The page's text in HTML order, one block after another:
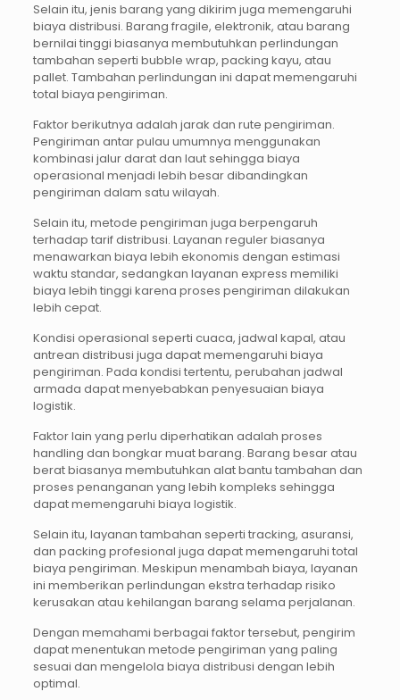
Selain itu, jenis barang yang dikirim juga memengaruhi
biaya distribusi. Barang fragile, elektronik, atau barang
bernilai tinggi biasanya membutuhkan perlindungan
tambahan seperti bubble wrap, packing kayu, atau
pallet. Tambahan perlindungan ini dapat memengaruhi
total biaya pengiriman.
Faktor berikutnya adalah jarak dan rute pengiriman.
Pengiriman antar pulau umumnya menggunakan
kombinasi jalur darat dan laut sehingga biaya
operasional menjadi lebih besar dibandingkan
pengiriman dalam satu wilayah.
Selain itu, metode pengiriman juga berpengaruh
terhadap tarif distribusi. Layanan reguler biasanya
menawarkan biaya lebih ekonomis dengan estimasi
waktu standar, sedangkan layanan express memiliki
biaya lebih tinggi karena proses pengiriman dilakukan
lebih cepat.
Kondisi operasional seperti cuaca, jadwal kapal, atau
antrean distribusi juga dapat memengaruhi biaya
pengiriman. Pada kondisi tertentu, perubahan jadwal
armada dapat menyebabkan penyesuaian biaya
logistik.
Faktor lain yang perlu diperhatikan adalah proses
handling dan bongkar muat barang. Barang besar atau
berat biasanya membutuhkan alat bantu tambahan dan
proses penanganan yang lebih kompleks sehingga
dapat memengaruhi biaya logistik.
Selain itu, layanan tambahan seperti tracking, asuransi,
dan packing profesional juga dapat memengaruhi total
biaya pengiriman. Meskipun menambah biaya, layanan
ini memberikan perlindungan ekstra terhadap risiko
kerusakan atau kehilangan barang selama perjalanan.
Dengan memahami berbagai faktor tersebut, pengirim
dapat menentukan metode pengiriman yang paling
sesuai dan mengelola biaya distribusi dengan lebih
optimal.